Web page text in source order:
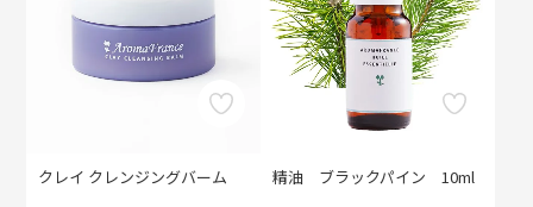
クレイ クレンジングバーム 精油 ブラックパイン 10ml